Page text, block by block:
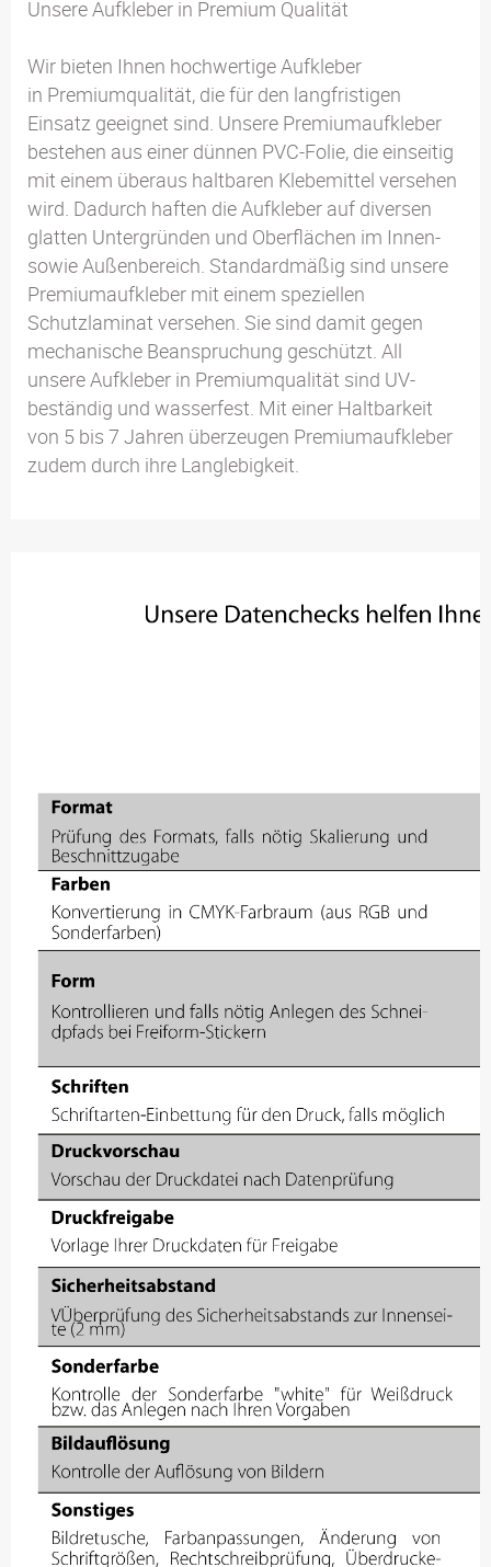
Unsere Aufkleber in Premium Qualität
Wir bieten Ihnen hochwertige Aufkleber
in Premiumqualität, die für den langfristigen
Einsatz geeignet sind. Unsere Premiumaufkleber
bestehen aus einer dünnen PVC-Folie, die einseitig
mit einem überaus haltbaren Klebemittel versehen
wird. Dadurch haften die Aufkleber auf diversen
glatten Untergründen und Oberflächen im Innen-
sowie Außenbereich. Standardmäßig sind unsere
Premiumaufkleber mit einem speziellen
Schutzlaminat versehen. Sie sind damit gegen
mechanische Beanspruchung geschützt. All
unsere Aufkleber in Premiumqualität sind UV-
beständig und wasserfest. Mit einer Haltbarkeit
von 5 bis 7 Jahren überzeugen Premiumaufkleber
zudem durch ihre Langlebigkeit.